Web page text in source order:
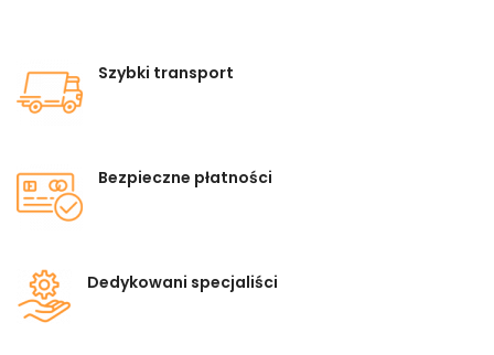
Szybki transport
Bezpieczne płatności
Dedykowani specjaliści